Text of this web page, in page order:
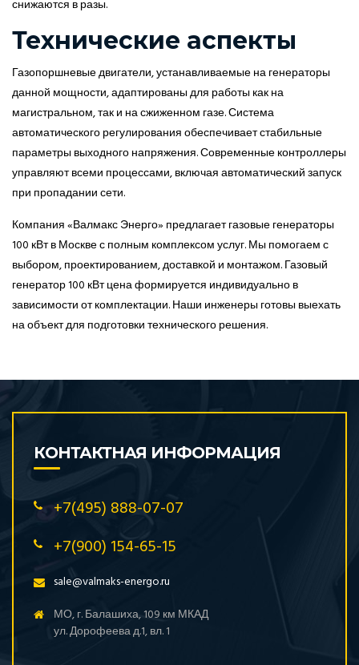
снижаются в разы.
Технические аспекты
Газопоршневые двигатели, устанавливаемые на генераторы
данной мощности, адаптированы для работы как на
магистральном, так и на сжиженном газе. Система
автоматического регулирования обеспечивает стабильные
параметры выходного напряжения. Современные контроллеры
управляют всеми процессами, включая автоматический запуск
при пропадании сети.
Компания «Валмакс Энерго» предлагает газовые генераторы
100 кВт в Москве с полным комплексом услуг. Мы помогаем с
выбором, проектированием, доставкой и монтажом. Газовый
генератор 100 кВт цена формируется индивидуально в
зависимости от комплектации. Наши инженеры готовы выехать
на объект для подготовки технического решения.
КОНТАКТНАЯ ИНФОРМАЦИЯ
+7(495) 888-07-07
+7(900) 154-65-15
sale@valmaks-energo.ru
МО, г. Балашиха, 109 км МКАД
ул. Дорофеева д.1, вл. 1